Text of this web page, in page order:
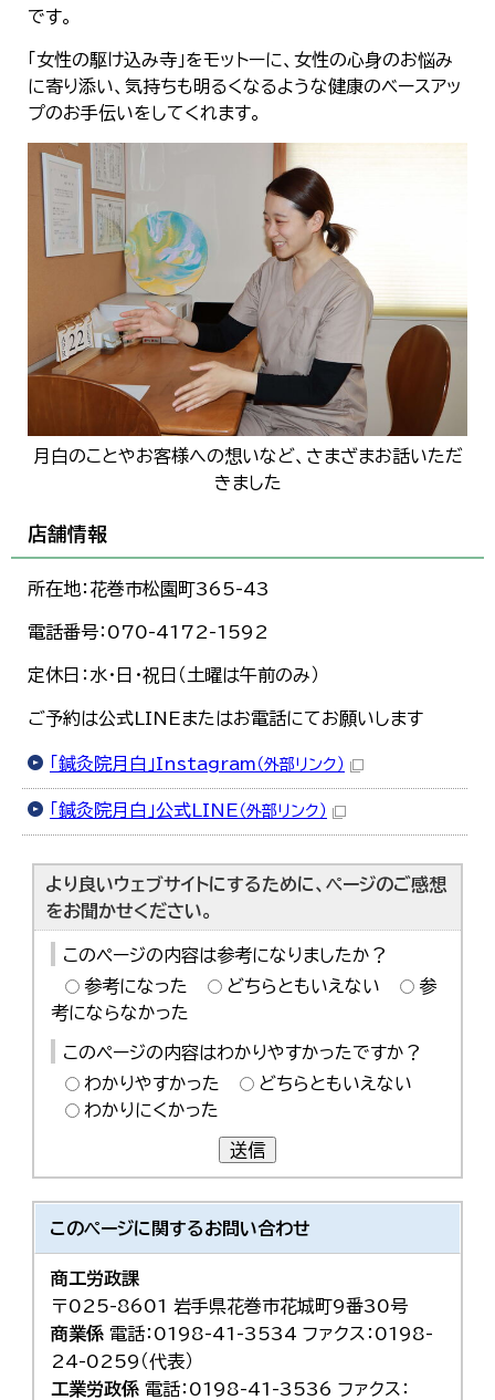
です。
「女性の駆け込み寺」をモットーに、女性の心身のお悩み
に寄り添い、気持ちも明るくなるような健康のベースアッ
プのお手伝いをしてくれます。
月白のことやお客様への想いなど、さまざまお話いただ
きました
店舗情報
所在地：花巻市松園町365-43
電話番号：070-4172-1592
定休日：水・日・祝日（土曜は午前のみ）
ご予約は公式LINEまたはお電話にてお願いします
「鍼灸院月白」Instagram （外部リンク）
「鍼灸院月白」公式LINE （外部リンク）
より良いウェブサイトにするために、ページのご感想
をお聞かせください。
このページの内容は参考になりましたか？
参考になった
どちらともいえない
参
考にならなかった
このページの内容はわかりやすかったですか？
わかりやすかった
どちらともいえない
わかりにくかった
送信
このページに関するお問い合わせ
商工労政課
〒025-8601 岩手県花巻市花城町9番30号
商業係 電話：0198-41-3534 ファクス：0198-
24-0259（代表）
工業労政係 電話：0198-41-3536 ファクス：